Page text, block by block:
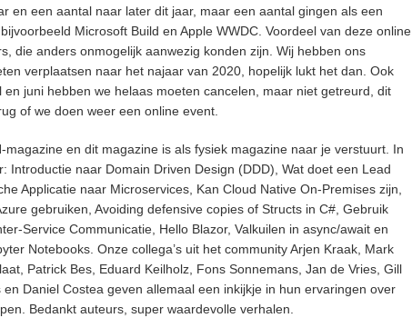
en een aantal naar later dit jaar, maar een aantal gingen als een
Microsoft Build en Apple WWDC. Voordeel van deze online
die anders onmogelijk aanwezig konden zijn. Wij hebben ons
verplaatsen naar het najaar van 2020, hopelijk lukt het dan. Ook
en juni hebben we helaas moeten cancelen, maar niet getreurd, dit
of we doen weer een online event.
magazine en dit magazine is als fysiek magazine naar je verstuurt. In
Introductie naar Domain Driven Design (DDD), Wat doet een Lead
Applicatie naar Microservices, Kan Cloud Native On-Premises zijn,
gebruiken, Avoiding defensive copies of Structs in C#, Gebruik
Service Communicatie, Hello Blazor, Valkuilen in async/await en
Notebooks. Onze collega’s uit het community Arjen Kraak, Mark
Patrick Bes, Eduard Keilholz, Fons Sonnemans, Jan de Vries, Gill
Daniel Costea geven allemaal een inkijkje in hun ervaringen over
Bedankt auteurs, super waardevolle verhalen.